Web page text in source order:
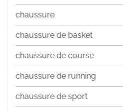
chaussure
chaussure de basket
chaussure de course
chaussure de running
chaussure de sport